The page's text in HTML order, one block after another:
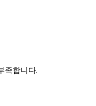
족합니다.